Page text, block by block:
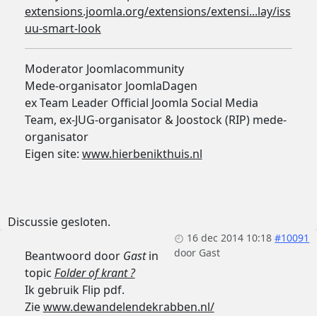
extensions.joomla.org/extensions/extensi...lay/iss
uu-smart-look
Moderator Joomlacommunity
Mede-organisator JoomlaDagen
ex Team Leader Official Joomla Social Media
Team, ex-JUG-organisator & Joostock (RIP) mede-
organisator
Eigen site: www.hierbenikthuis.nl
Discussie gesloten.
16 dec 2014 10:18 #10091
door Gast
Beantwoord door Gastin
topic Folder of krant ?
Ik gebruik Flip pdf.
Ziewww.dewandelendekrabben.nl/